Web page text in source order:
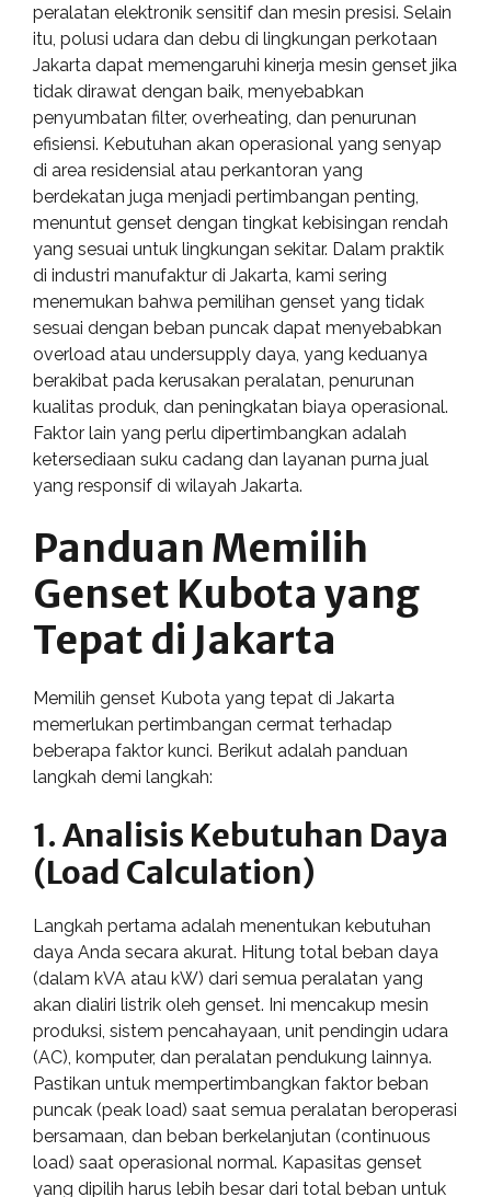
peralatan elektronik sensitif dan mesin presisi. Selain
itu, polusi udara dan debu di lingkungan perkotaan
Jakarta dapat memengaruhi kinerja mesin genset jika
tidak dirawat dengan baik, menyebabkan
penyumbatan filter, overheating, dan penurunan
efisiensi. Kebutuhan akan operasional yang senyap
di area residensial atau perkantoran yang
berdekatan juga menjadi pertimbangan penting,
menuntut genset dengan tingkat kebisingan rendah
yang sesuai untuk lingkungan sekitar. Dalam praktik
di industri manufaktur di Jakarta, kami sering
menemukan bahwa pemilihan genset yang tidak
sesuai dengan beban puncak dapat menyebabkan
overload atau undersupply daya, yang keduanya
berakibat pada kerusakan peralatan, penurunan
kualitas produk, dan peningkatan biaya operasional.
Faktor lain yang perlu dipertimbangkan adalah
ketersediaan suku cadang dan layanan purna jual
yang responsif di wilayah Jakarta.
Panduan Memilih
Genset Kubota yang
Tepat di Jakarta
Memilih genset Kubota yang tepat di Jakarta
memerlukan pertimbangan cermat terhadap
beberapa faktor kunci. Berikut adalah panduan
langkah demi langkah:
1. Analisis Kebutuhan Daya
(Load Calculation)
Langkah pertama adalah menentukan kebutuhan
daya Anda secara akurat. Hitung total beban daya
(dalam kVA atau kW) dari semua peralatan yang
akan dialiri listrik oleh genset. Ini mencakup mesin
produksi, sistem pencahayaan, unit pendingin udara
(AC), komputer, dan peralatan pendukung lainnya.
Pastikan untuk mempertimbangkan faktor beban
puncak (peak load) saat semua peralatan beroperasi
bersamaan, dan beban berkelanjutan (continuous
load) saat operasional normal. Kapasitas genset
yang dipilih harus lebih besar dari total beban untuk